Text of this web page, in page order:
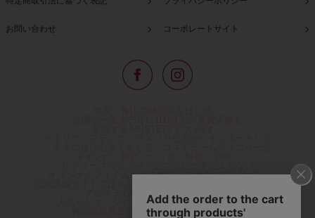
お問い合わせ コーポレートサイト
オリジナルアイテムなどを幅広くご用意しています。
アビステの幅広い商品を取り揃え、
人気ランキングやテレビなどメディア着用商品、
雑誌掲載商品情報を紹介するコンテンツ、